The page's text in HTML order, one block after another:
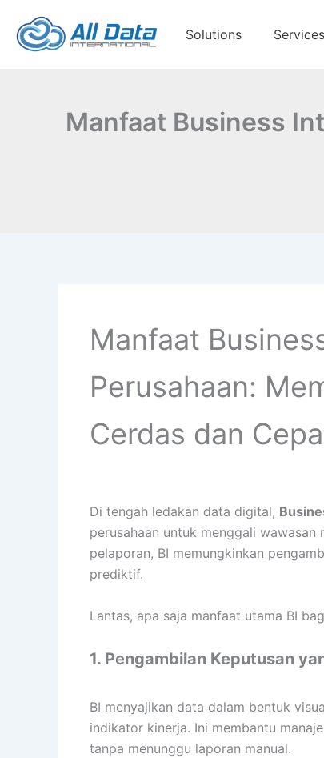
content
Solutions Services
Manfaat Business
Manfaat
Perusahaan:
Cerdas dan
Di tengah ledakan data digital,
perusahaan untuk menggali
pelaporan, BI memungkinkan
prediktif.
Lantas, apa saja manfaat utama BI
1. Pengambilan Keputusan
BI menyajikan data dalam bentuk
indikator kinerja. Ini membantu
tanpa menunggu laporan manual.